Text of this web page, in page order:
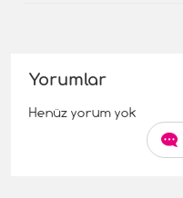
Yorumlar
Henüz yorum yok